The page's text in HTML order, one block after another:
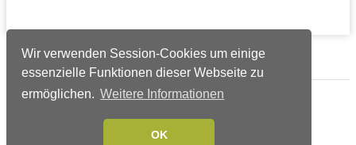
Wir verwenden Session-Cookies um einige
essenzielle Funktionen dieser Webseite zu
ermöglichen. Weitere Informationen
OK
Verlags-Service
Impressum
Datenschutzerklärung
Mediaservice/Mediadaten